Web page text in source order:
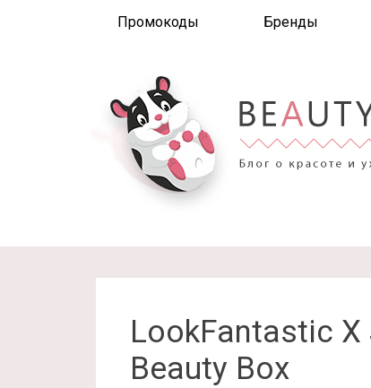
Промокоды Бренды
LookFantastic
Beauty Box